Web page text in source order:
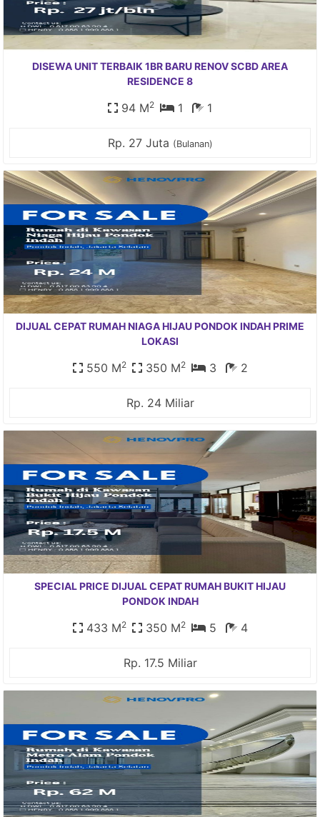
DISEWA UNIT TERBAIK 1BR BARU RENOV SCBD AREA
RESIDENCE 8
94 M2 1 1
Rp. 27 Juta (Bulanan)
DIJUAL CEPAT RUMAH NIAGA HIJAU PONDOK INDAH PRIME
LOKASI
550 M2 350 M2 3 2
Rp. 24 Miliar
SPECIAL PRICE DIJUAL CEPAT RUMAH BUKIT HIJAU
PONDOK INDAH
433 M2 350 M2 5 4
Rp. 17.5 Miliar